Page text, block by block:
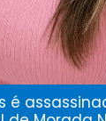
é